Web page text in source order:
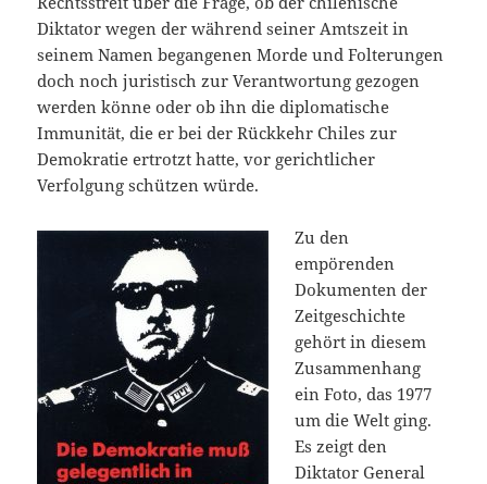
Diktator wegen der während seiner Amtszeit in
seinem Namen begangenen Morde und Folterungen
doch noch juristisch zur Verantwortung gezogen
werden könne oder ob ihn die diplomatische
Immunität, die er bei der Rückkehr Chiles zur
Demokratie ertrotzt hatte, vor gerichtlicher
Verfolgung schützen würde.
Zu den
empörenden
Dokumenten der
Zeitgeschichte
gehört in diesem
Zusammenhang
ein Foto, das 1977
um die Welt ging.
Es zeigt den
Diktator General